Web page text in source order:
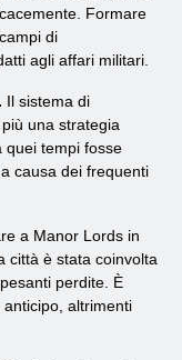
Formare
di
agli affari militari.
Il sistema di
una strategia
quei tempi fosse
causa dei frequenti
a Manor Lords in
città è stata coinvolta
perdite. È
altrimenti